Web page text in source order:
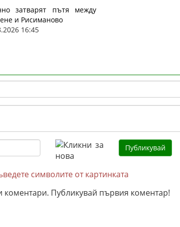
затварят пътя между
и Рисиманово
16:45
символите от картинката
коментари. Публикувай първия коментар!